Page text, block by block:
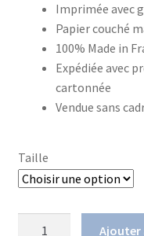
Imprimée avec
Papier couché
100% Made in
Expédiée avec
cartonnée
Vendue sans
Taille
Ajouter